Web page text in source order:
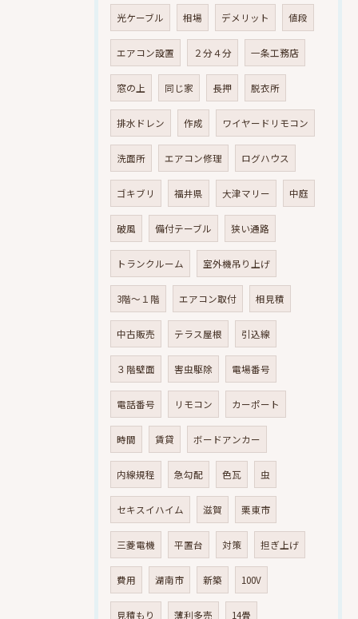
光ケーブル 相場 デメリット 値段
エアコン設置 ２分４分 一条工務店
窓の上 同じ家 長押 脱衣所
排水ドレン 作成 ワイヤードリモコン
洗面所 エアコン修理 ログハウス
ゴキブリ 福井県 大津マリー 中庭
破風 備付テーブル 狭い通路
トランクルーム 室外機吊り上げ
3階～１階 エアコン取付 相見積
中古販売 テラス屋根 引込線
３階壁面 害虫駆除 電場番号
電話番号 リモコン カーポート
時間 賃貸 ボードアンカー
内線規程 急勾配 色瓦 虫
セキスイハイム 滋賀 栗東市
三菱電機 平置台 対策 担ぎ上げ
費用 湖南市 新築 100V
見積もり 薄利多売 14畳